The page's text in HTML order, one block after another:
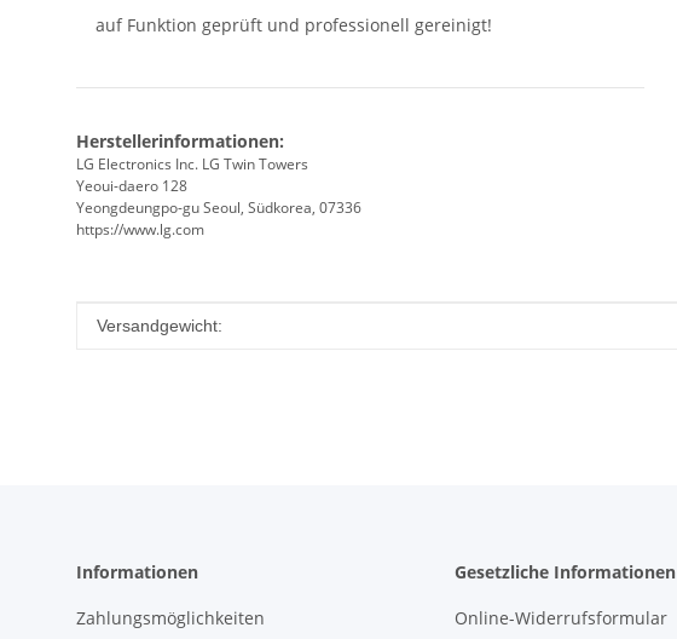
auf Funktion geprüft und professionell gereinigt!
Herstellerinformationen:
LG Electronics Inc. LG Twin Towers
Yeoui-daero 128
Yeongdeungpo-gu Seoul, Südkorea, 07336
https://www.lg.com
Produkteigenschaft
Wert
Versandgewicht:
Informationen
Zahlungsmöglichkeiten
Gesetzliche Informationen
Online-Widerrufsformular